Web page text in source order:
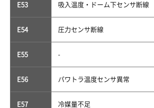
E53 吸入温度・ドーム下センサ断線
E54 圧力センサ断線
E55 -
E56 パワトラ温度センサ異常
E57 冷媒量不足